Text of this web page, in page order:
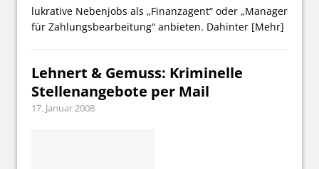
lukrative Nebenjobs als „Finanzagent“ oder „Manager
für Zahlungsbearbeitung“ anbieten. Dahinter [Mehr]
Lehnert & Gemuss: Kriminelle
Stellenangebote per Mail
17. Januar 2008